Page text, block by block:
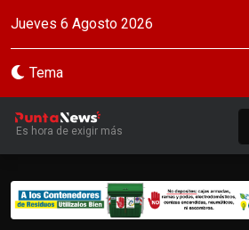
Jueves 6 Agosto 2026
Tema
Es hora de exigir más